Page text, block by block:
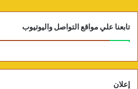
تابعنا علي مواقع التواصل واليوتيوب
إعلان